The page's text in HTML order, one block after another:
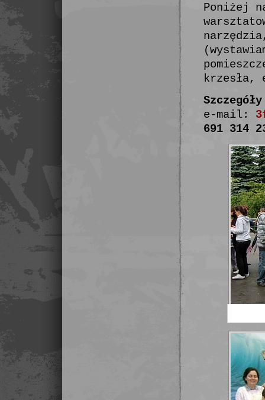
Poniżej
krzesła,
e-mail:
691 314